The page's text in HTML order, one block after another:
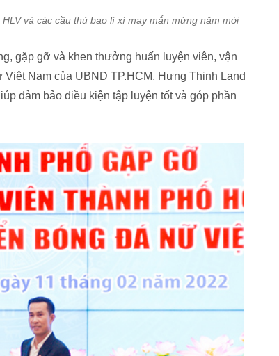
và các cầu thủ bao lì xì may mắn mừng năm mới
gặp gỡ và khen thưởng huấn luyện viên, vận
Nam của UBND TP.HCM, Hưng Thịnh Land
đảm bảo điều kiện tập luyện tốt và góp phần